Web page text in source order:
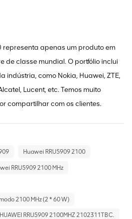
apenas um produto em
de classe mundial. O portfólio inclui
indústria, como Nokia, Huawei, ZTE,
Lucent, etc. Temos muito
compartilhar com os clientes.
Huawei RRU5909 2100
RRU5909 2100 MHz
2100 MHz (2 * 60 W)
RRU5909 2100MHZ 2102311TBC.